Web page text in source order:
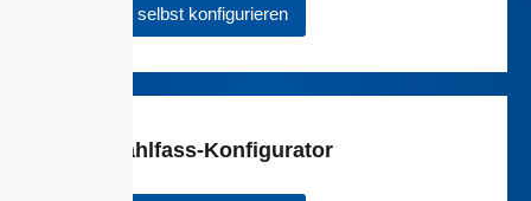
Jetzt selbst konfigurieren
Edelstahlfass-Konfigurator